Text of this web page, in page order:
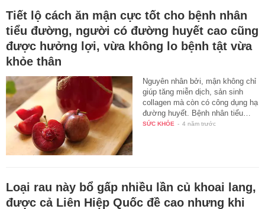
Tiết lộ cách ăn mận cực tốt cho bệnh nhân
tiểu đường, người có đường huyết cao cũng
được hưởng lợi, vừa không lo bệnh tật vừa
khỏe thân
Nguyên nhân bởi, mận không chỉ
giúp tăng miễn dịch, sản sinh
collagen mà còn có công dụng hạ
đường huyết. Bệnh nhân tiểu…
SỨC KHỎE - 4 năm trước
Loại rau này bổ gấp nhiều lần củ khoai lang,
được cả Liên Hiệp Quốc đề cao nhưng khi